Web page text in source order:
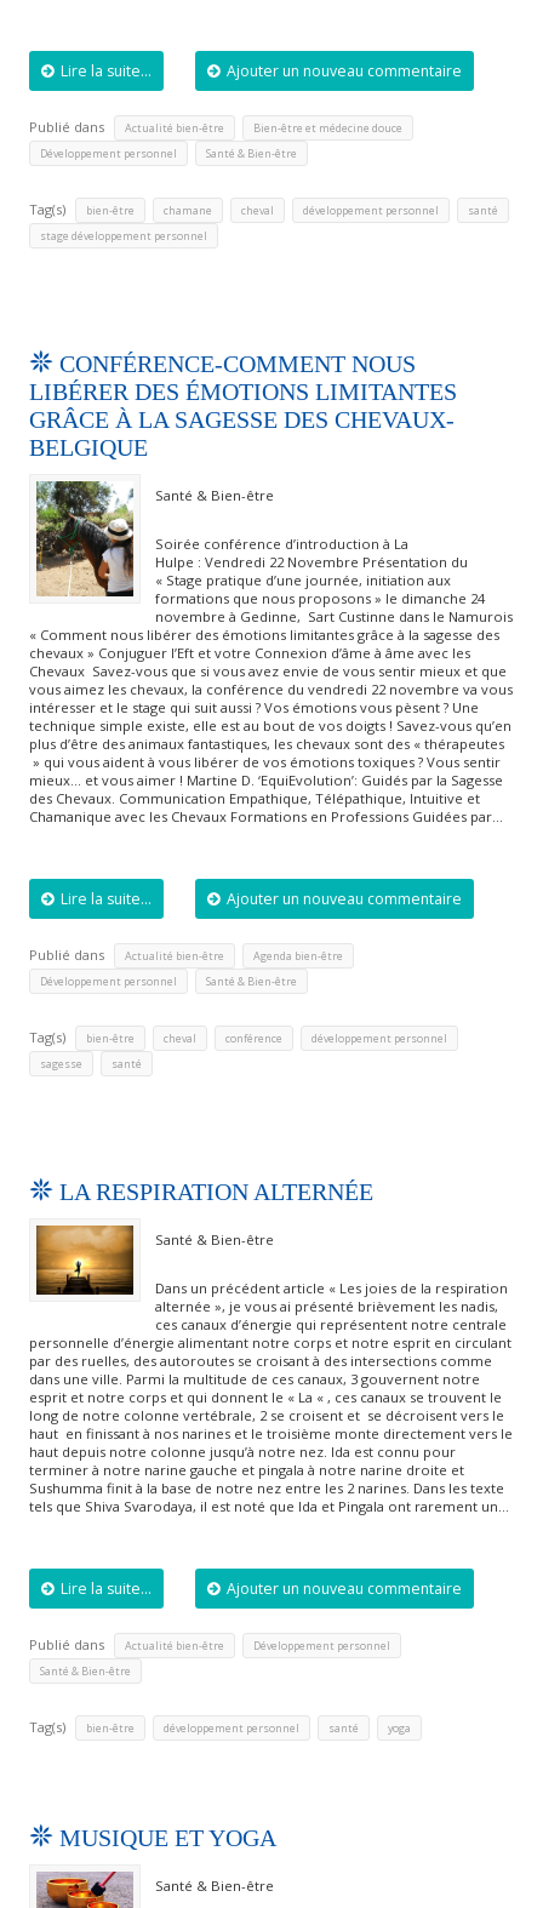
Lire la suite... Ajouter un nouveau commentaire
Publié dans Actualité bien-être Bien-être et médecine douce
Développement personnel Santé & Bien-être
Tag(s) bien-être chamane cheval développement personnel santé
stage développement personnel
CONFÉRENCE-COMMENT NOUS
LIBÉRER DES ÉMOTIONS LIMITANTES
GRÂCE À LA SAGESSE DES CHEVAUX-
BELGIQUE
Santé & Bien-être
Soirée conférence d’introduction à La
Hulpe : Vendredi 22 Novembre Présentation du
« Stage pratique d’une journée, initiation aux
formations que nous proposons » le dimanche 24
novembre à Gedinne, Sart Custinne dans le Namurois
« Comment nous libérer des émotions limitantes grâce à la sagesse des
chevaux » Conjuguer l’Eft et votre Connexion d’âme à âme avec les
Chevaux Savez-vous que si vous avez envie de vous sentir mieux et que
vous aimez les chevaux, la conférence du vendredi 22 novembre va vous
intéresser et le stage qui suit aussi ? Vos émotions vous pèsent ? Une
technique simple existe, elle est au bout de vos doigts ! Savez-vous qu’en
plus d’être des animaux fantastiques, les chevaux sont des « thérapeutes
» qui vous aident à vous libérer de vos émotions toxiques ? Vous sentir
mieux… et vous aimer ! Martine D. ‘EquiEvolution’: Guidés par la Sagesse
des Chevaux. Communication Empathique, Télépathique, Intuitive et
Chamanique avec les Chevaux Formations en Professions Guidées par…
Lire la suite... Ajouter un nouveau commentaire
Publié dans Actualité bien-être Agenda bien-être
Développement personnel Santé & Bien-être
Tag(s) bien-être cheval conférence développement personnel
sagesse santé
LA RESPIRATION ALTERNÉE
Santé & Bien-être
Dans un précédent article « Les joies de la respiration
alternée », je vous ai présenté brièvement les nadis,
ces canaux d’énergie qui représentent notre centrale
personnelle d’énergie alimentant notre corps et notre esprit en circulant
par des ruelles, des autoroutes se croisant à des intersections comme
dans une ville. Parmi la multitude de ces canaux, 3 gouvernent notre
esprit et notre corps et qui donnent le « La « , ces canaux se trouvent le
long de notre colonne vertébrale, 2 se croisent et se décroisent vers le
haut en finissant à nos narines et le troisième monte directement vers le
haut depuis notre colonne jusqu’à notre nez. Ida est connu pour
terminer à notre narine gauche et pingala à notre narine droite et
Sushumma finit à la base de notre nez entre les 2 narines. Dans les texte
tels que Shiva Svarodaya, il est noté que Ida et Pingala ont rarement un…
Lire la suite... Ajouter un nouveau commentaire
Publié dans Actualité bien-être Développement personnel
Santé & Bien-être
Tag(s) bien-être développement personnel santé yoga
MUSIQUE ET YOGA
Santé & Bien-être